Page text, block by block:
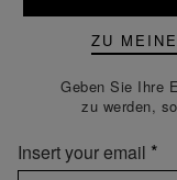
ZU
Geben Sie Ihre
zu werden,
Insert your email